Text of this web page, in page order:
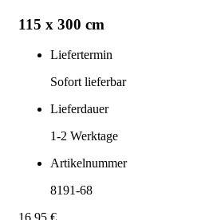
115 x 300 cm
Liefertermin
Sofort lieferbar
Lieferdauer
1-2 Werktage
Artikelnummer
8191-68